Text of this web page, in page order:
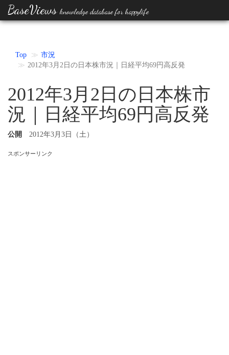
BaseViews knowledge database for happylife
Top
市況
2012年3月2日の日本株市況｜日経平均69円高反発
2012年3月2日の日本株市
況｜日経平均69円高反発
公開 2012年3月3日（土）
スポンサーリンク